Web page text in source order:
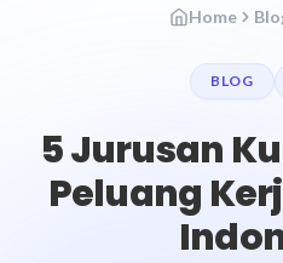
Home
BLOG
5 Jurusan
Peluang